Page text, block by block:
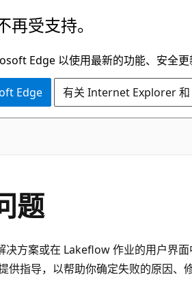
再受支持。
Edge 以使用最新的功能、安全更
Edge 有关 Internet Explorer
题
方案或在 Lakeflow 作业的用户界面
供指导，以帮助你确定失败的原因、